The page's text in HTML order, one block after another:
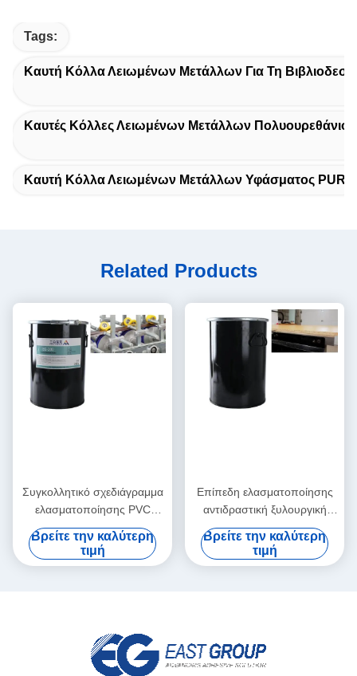
Tags:
Καυτή Κόλλα Λειωμένων Μετάλλων Για Τη
Καυτές Κόλλες Λειωμένων Μετάλλων
Καυτή Κόλλα Λειωμένων Μετάλλων Υφάσματος PUR
Related Products
Συγκολλητικό σχεδιάγραμμα
ελασματοποίησης PVC
κραμάτων αργιλίου που
τυλίγει την καυτή κόλλα
λειωμένων μετάλλων
Βρείτε την καλύτερη
τιμή
Επίπεδη ελασματοποίησης
αντιδραστική ξυλουργική
αντίστασης θερμότητας
κόλλας λειωμένων μετάλλων
πολυουρεθάνιου PUR καυτή
Βρείτε την καλύτερη
τιμή